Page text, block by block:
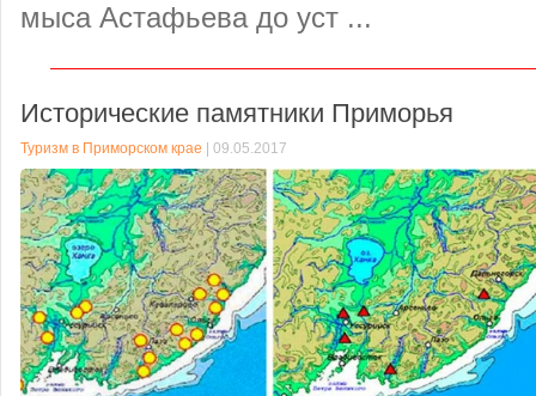
мыса Астафьева до уст ...
Исторические памятники Приморья
Туризм в Приморском крае | 09.05.2017